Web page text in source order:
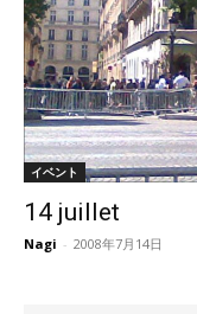
イベント
14 juillet
Nagi - 2008年7月14日